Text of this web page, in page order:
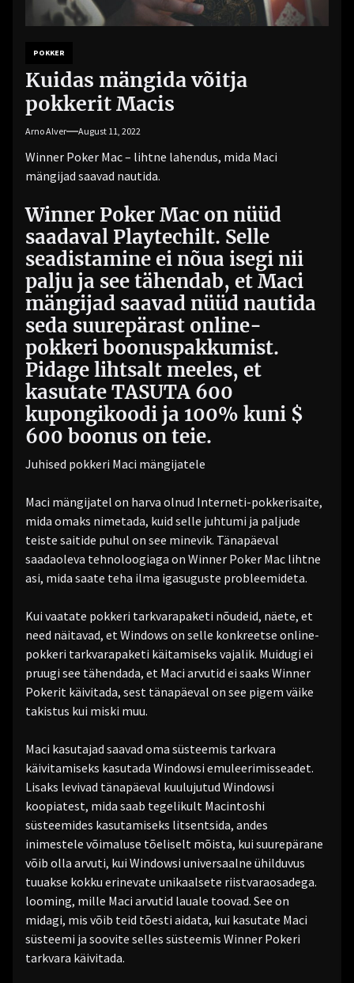
POKKER
Kuidas mängida võitja
pokkerit Macis
Arno Alver August 11, 2022
Winner Poker Mac – lihtne lahendus, mida Maci
mängijad saavad nautida.
Winner Poker Mac on nüüd
saadaval Playtechilt. Selle
seadistamine ei nõua isegi nii
palju ja see tähendab, et Maci
mängijad saavad nüüd nautida
seda suurepärast online-
pokkeri boonuspakkumist.
Pidage lihtsalt meeles, et
kasutate TASUTA 600
kupongikoodi ja 100% kuni $
600 boonus on teie.
Juhised pokkeri Maci mängijatele
Maci mängijatel on harva olnud Interneti-pokkerisaite,
mida omaks nimetada, kuid selle juhtumi ja paljude
teiste saitide puhul on see minevik. Tänapäeval
saadaoleva tehnoloogiaga on Winner Poker Mac lihtne
asi, mida saate teha ilma igasuguste probleemideta.
Kui vaatate pokkeri tarkvarapaketi nõudeid, näete, et
need näitavad, et Windows on selle konkreetse online-
pokkeri tarkvarapaketi käitamiseks vajalik. Muidugi ei
pruugi see tähendada, et Maci arvutid ei saaks Winner
Pokerit käivitada, sest tänapäeval on see pigem väike
takistus kui miski muu.
Maci kasutajad saavad oma süsteemis tarkvara
käivitamiseks kasutada Windowsi emuleerimisseadet.
Lisaks levivad tänapäeval kuulujutud Windowsi
koopiatest, mida saab tegelikult Macintoshi
süsteemides kasutamiseks litsentsida, andes
inimestele võimaluse tõeliselt mõista, kui suurepärane
võib olla arvuti, kui Windowsi universaalne ühilduvus
tuuakse kokku erinevate unikaalsete riistvaraosadega.
looming, mille Maci arvutid lauale toovad. See on
midagi, mis võib teid tõesti aidata, kui kasutate Maci
süsteemi ja soovite selles süsteemis Winner Pokeri
tarkvara käivitada.